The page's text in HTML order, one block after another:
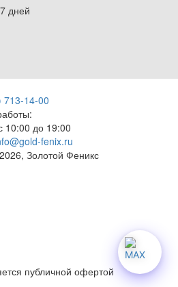
дней
713-14-00
10:00 до 19:00
fenix.ru
Золотой Феникс
публичной офертой